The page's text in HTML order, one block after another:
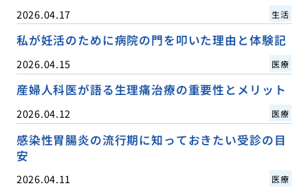
2026.04.17 生活
私が妊活のために病院の門を叩いた理由と体験記
2026.04.15 医療
産婦人科医が語る生理痛治療の重要性とメリット
2026.04.12 医療
感染性胃腸炎の流行期に知っておきたい受診の目
安
2026.04.11 医療